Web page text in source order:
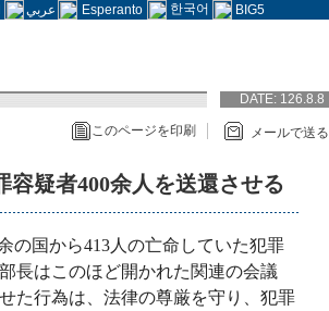
عربي Esperanto 한국어 BIG5
DATE: 126.8.8
このページを印刷 メールで送る
疑者400余人を送還させる
の国から413人の亡命していた犯罪
長はこのほど開かれた関連の会議
た行為は、法律の尊厳を守り、犯罪